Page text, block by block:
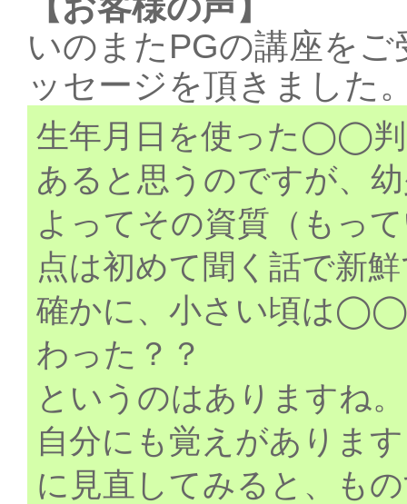
いのまたPGの講座を
ッセージを頂きました
生年月日を使った◯◯判
あると思うのですが、
よってその資質（もっ
点は初めて聞く話で新
確かに、小さい頃は◯◯
わった？？
というのはありますね。
自分にも覚えがありま
に見直してみると、も